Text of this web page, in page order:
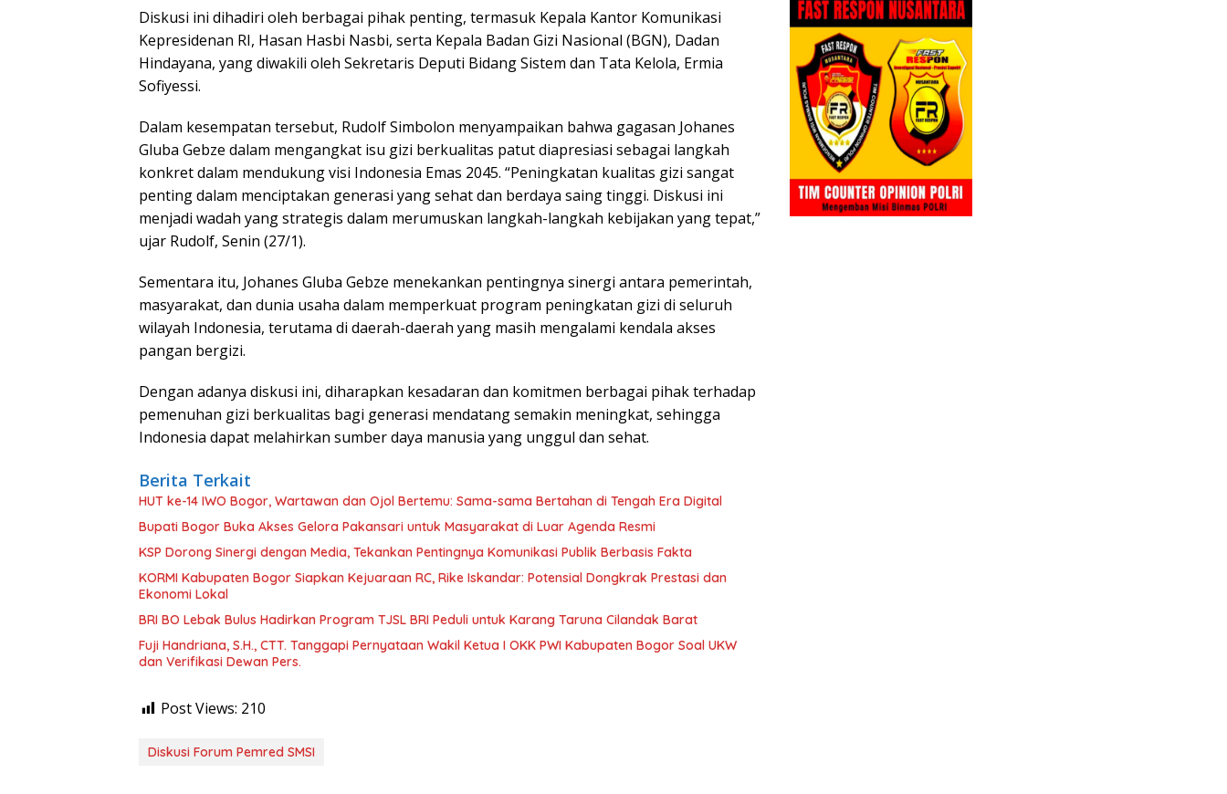
Diskusi ini dihadiri oleh berbagai pihak penting, termasuk Kepala Kantor Komunikasi
Kepresidenan RI, Hasan Hasbi Nasbi, serta Kepala Badan Gizi Nasional (BGN), Dadan
Hindayana, yang diwakili oleh Sekretaris Deputi Bidang Sistem dan Tata Kelola, Ermia
Sofiyessi.
Dalam kesempatan tersebut, Rudolf Simbolon menyampaikan bahwa gagasan Johanes
Gluba Gebze dalam mengangkat isu gizi berkualitas patut diapresiasi sebagai langkah
konkret dalam mendukung visi Indonesia Emas 2045. “Peningkatan kualitas gizi sangat
penting dalam menciptakan generasi yang sehat dan berdaya saing tinggi. Diskusi ini
menjadi wadah yang strategis dalam merumuskan langkah-langkah kebijakan yang tepat,”
ujar Rudolf, Senin (27/1).
Sementara itu, Johanes Gluba Gebze menekankan pentingnya sinergi antara pemerintah,
masyarakat, dan dunia usaha dalam memperkuat program peningkatan gizi di seluruh
wilayah Indonesia, terutama di daerah-daerah yang masih mengalami kendala akses
pangan bergizi.
Dengan adanya diskusi ini, diharapkan kesadaran dan komitmen berbagai pihak terhadap
pemenuhan gizi berkualitas bagi generasi mendatang semakin meningkat, sehingga
Indonesia dapat melahirkan sumber daya manusia yang unggul dan sehat.
Berita Terkait
HUT ke-14 IWO Bogor, Wartawan dan Ojol Bertemu: Sama-sama Bertahan di Tengah Era Digital
Bupati Bogor Buka Akses Gelora Pakansari untuk Masyarakat di Luar Agenda Resmi
KSP Dorong Sinergi dengan Media, Tekankan Pentingnya Komunikasi Publik Berbasis Fakta
KORMI Kabupaten Bogor Siapkan Kejuaraan RC, Rike Iskandar: Potensial Dongkrak Prestasi dan
Ekonomi Lokal
BRI BO Lebak Bulus Hadirkan Program TJSL BRI Peduli untuk Karang Taruna Cilandak Barat
Fuji Handriana, S.H., CTT. Tanggapi Pernyataan Wakil Ketua I OKK PWI Kabupaten Bogor Soal UKW
dan Verifikasi Dewan Pers.
Post Views: 210
Diskusi Forum Pemred SMSI